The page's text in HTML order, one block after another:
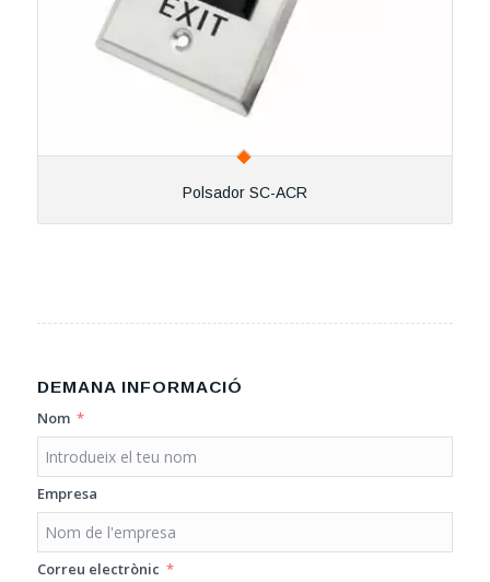
Polsador SC-ACR
DEMANA INFORMACIÓ
Nom
Empresa
Correu electrònic